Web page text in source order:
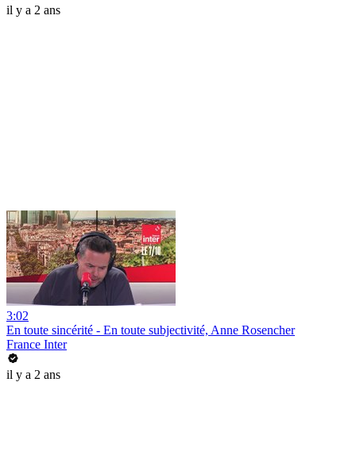
il y a 2 ans
3:02
En toute sincérité - En toute subjectivité, Anne Rosencher
France Inter
il y a 2 ans